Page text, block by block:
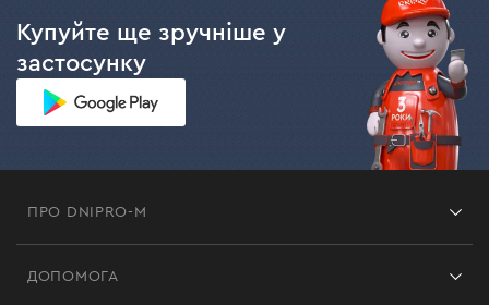
Купуйте ще зручніше у
застосунку
ПРО DNIPRO-M
Відгуки
ДОПОМОГА